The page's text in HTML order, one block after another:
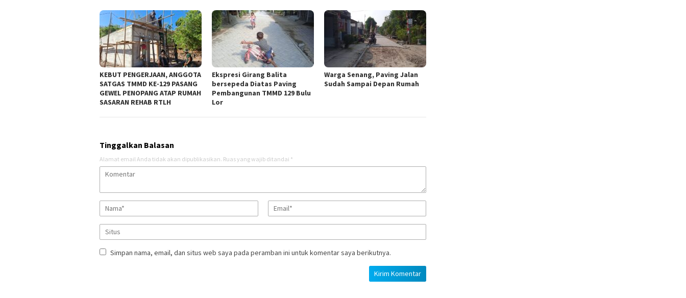
KEBUT PENGERJAAN, ANGGOTA
SATGAS TMMD KE-129 PASANG
GEWEL PENOPANG ATAP RUMAH
SASARAN REHAB RTLH
Ekspresi Girang Balita
bersepeda Diatas Paving
Pembangunan TMMD 129 Bulu
Lor
Warga Senang, Paving Jalan
Sudah Sampai Depan Rumah
Tinggalkan Balasan
Alamat email Anda tidak akan dipublikasikan. Ruas yang wajib ditandai *
Simpan nama, email, dan situs web saya pada peramban ini untuk komentar saya berikutnya.